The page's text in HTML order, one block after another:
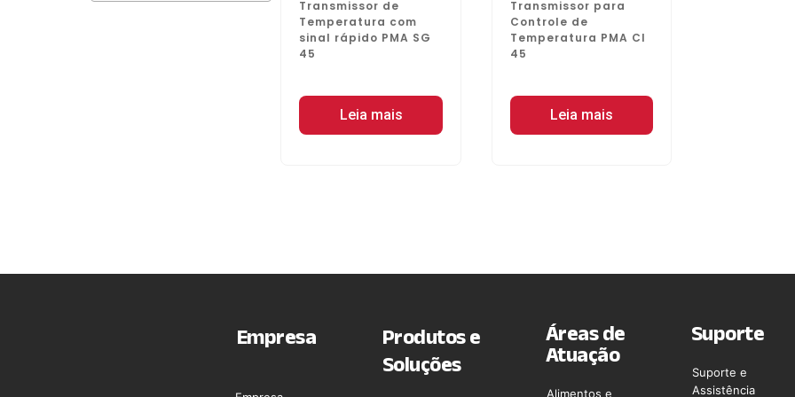
Transmissor de
Temperatura com
sinal rápido PMA SG
45
Leia mais
Transmissor para
Controle de
Temperatura PMA CI
45
Leia mais
Suporte
Suporte e
Assistência
Áreas de
Atuação
Alimentos e
Produtos e
Soluções
Empresa